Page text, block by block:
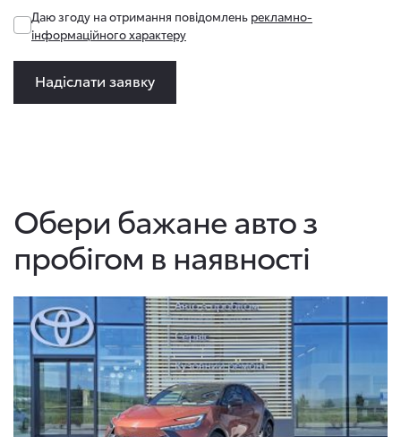
Даю згоду на отримання повідомлень рекламно-
інформаційного характеру
Надіслати заявку
Обери бажане авто з
пробігом в наявності